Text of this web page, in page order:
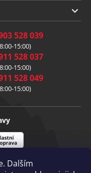
Dalším
528 039
15:00)
528 037
15:00)
528 049
15:00)